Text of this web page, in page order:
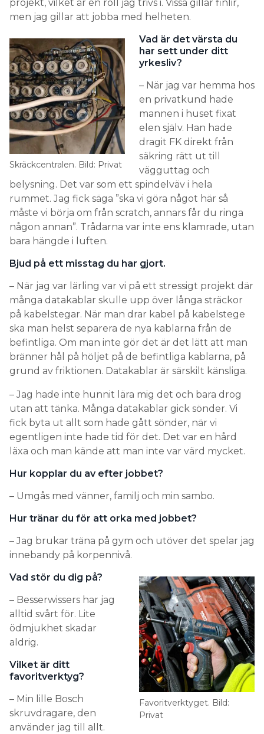
projekt, vilket är en roll jag trivs i. Vissa gillar finlir,
men jag gillar att jobba med helheten.
Skräckcentralen. Bild: Privat
Vad är det värsta du
har sett under ditt
yrkesliv?
– När jag var hemma hos
en privatkund hade
mannen i huset fixat
elen själv. Han hade
dragit FK direkt från
säkring rätt ut till
vägguttag och
belysning. Det var som ett spindelväv i hela
rummet. Jag fick säga ”ska vi göra något här så
måste vi börja om från scratch, annars får du ringa
någon annan”. Trådarna var inte ens klamrade, utan
bara hängde i luften.
Bjud på ett misstag du har gjort.
– När jag var lärling var vi på ett stressigt projekt där
många datakablar skulle upp över långa sträckor
på kabelstegar. När man drar kabel på kabelstege
ska man helst separera de nya kablarna från de
befintliga. Om man inte gör det är det lätt att man
bränner hål på höljet på de befintliga kablarna, på
grund av friktionen. Datakablar är särskilt känsliga.
– Jag hade inte hunnit lära mig det och bara drog
utan att tänka. Många datakablar gick sönder. Vi
fick byta ut allt som hade gått sönder, när vi
egentligen inte hade tid för det. Det var en hård
läxa och man kände att man inte var värd mycket.
Hur kopplar du av efter jobbet?
– Umgås med vänner, familj och min sambo.
Hur tränar du för att orka med jobbet?
– Jag brukar träna på gym och utöver det spelar jag
innebandy på korpennivå.
Favoritverktyget. Bild:
Privat
Vad stör du dig på?
– Besserwissers har jag
alltid svårt för. Lite
ödmjukhet skadar
aldrig.
Vilket är ditt
favoritverktyg?
– Min lille Bosch
skruvdragare, den
använder jag till allt.